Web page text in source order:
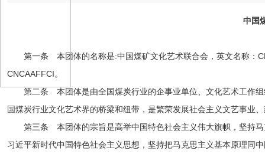
中国
第一条 本团体的名称是:中国煤矿文化艺术联合会，英文名称：
CNCAAFFCI。
第二条 本团体是由全国煤炭行业的企事业单位、文化艺术工作
国煤炭行业文化艺术界的桥梁和纽带，是繁荣发展社会主义文艺事业
第三条 本团体的宗旨是高举中国特色社会主义伟大旗帜，坚持
习近平新时代中国特色社会主义思想，坚持把马克思主义基本原理同